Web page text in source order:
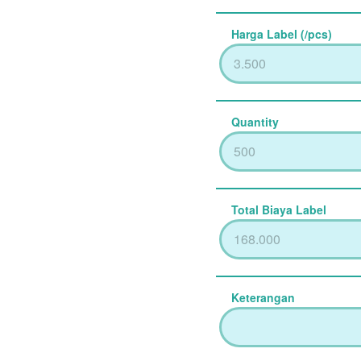
Harga Label (/pcs)
Quantity
Total Biaya Label
Keterangan